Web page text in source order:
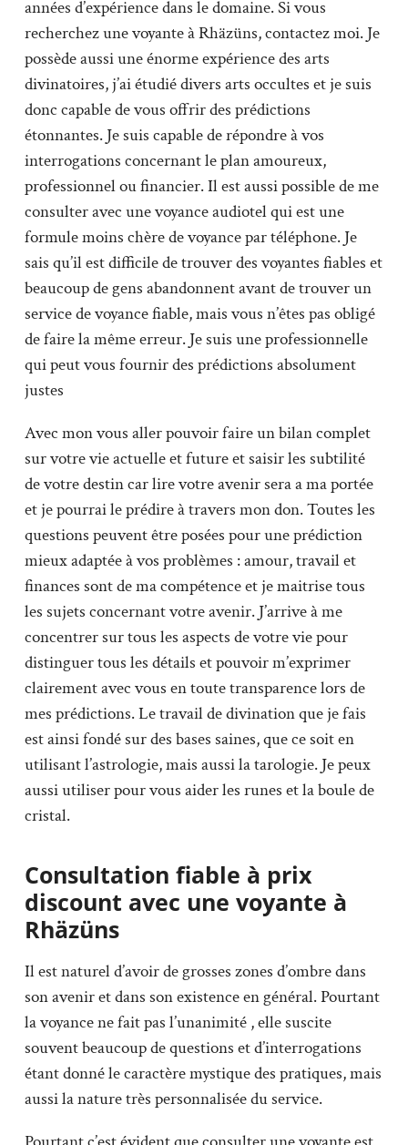
années d’expérience dans le domaine. Si vous
recherchez une voyante à Rhäzüns, contactez moi. Je
possède aussi une énorme expérience des arts
divinatoires, j’ai étudié divers arts occultes et je suis
donc capable de vous offrir des prédictions
étonnantes. Je suis capable de répondre à vos
interrogations concernant le plan amoureux,
professionnel ou financier. Il est aussi possible de me
consulter avec une voyance audiotel qui est une
formule moins chère de voyance par téléphone. Je
sais qu’il est difficile de trouver des voyantes fiables et
beaucoup de gens abandonnent avant de trouver un
service de voyance fiable, mais vous n’êtes pas obligé
de faire la même erreur. Je suis une professionnelle
qui peut vous fournir des prédictions absolument
justes
Avec mon vous aller pouvoir faire un bilan complet
sur votre vie actuelle et future et saisir les subtilité
de votre destin car lire votre avenir sera a ma portée
et je pourrai le prédire à travers mon don. Toutes les
questions peuvent être posées pour une prédiction
mieux adaptée à vos problèmes : amour, travail et
finances sont de ma compétence et je maitrise tous
les sujets concernant votre avenir. J’arrive à me
concentrer sur tous les aspects de votre vie pour
distinguer tous les détails et pouvoir m’exprimer
clairement avec vous en toute transparence lors de
mes prédictions. Le travail de divination que je fais
est ainsi fondé sur des bases saines, que ce soit en
utilisant l’astrologie, mais aussi la tarologie. Je peux
aussi utiliser pour vous aider les runes et la boule de
cristal.
Consultation fiable à prix
discount avec une voyante à
Rhäzüns
Il est naturel d’avoir de grosses zones d’ombre dans
son avenir et dans son existence en général. Pourtant
la voyance ne fait pas l’unanimité , elle suscite
souvent beaucoup de questions et d’interrogations
étant donné le caractère mystique des pratiques, mais
aussi la nature très personnalisée du service.